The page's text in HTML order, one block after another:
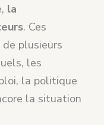
la
. Ces
plusieurs
les
la politique
la situation